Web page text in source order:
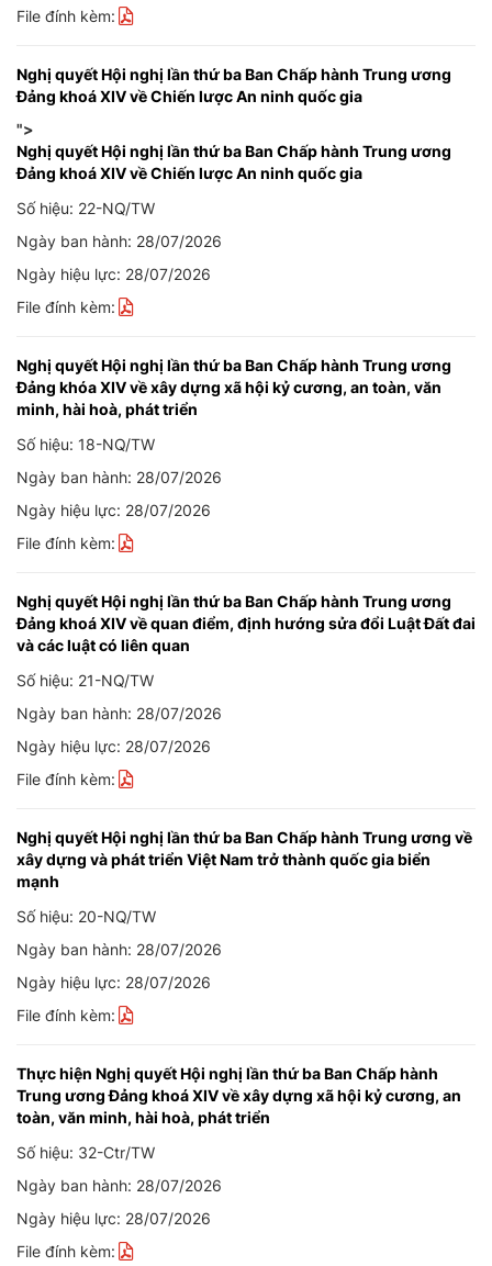
File đính kèm:
Nghị quyết Hội nghị lần thứ ba Ban Chấp hành Trung ương
Đảng khoá XIV về Chiến lược An ninh quốc gia
">
Nghị quyết Hội nghị lần thứ ba Ban Chấp hành Trung ương
Đảng khoá XIV về Chiến lược An ninh quốc gia
Số hiệu: 22-NQ/TW
Ngày ban hành: 28/07/2026
Ngày hiệu lực: 28/07/2026
File đính kèm:
Nghị quyết Hội nghị lần thứ ba Ban Chấp hành Trung ương
Đảng khóa XIV về xây dựng xã hội kỷ cương, an toàn, văn
minh, hài hoà, phát triển
Số hiệu: 18-NQ/TW
Ngày ban hành: 28/07/2026
Ngày hiệu lực: 28/07/2026
File đính kèm:
Nghị quyết Hội nghị lần thứ ba Ban Chấp hành Trung ương
Đảng khoá XIV về quan điểm, định hướng sửa đổi Luật Đất đai
và các luật có liên quan
Số hiệu: 21-NQ/TW
Ngày ban hành: 28/07/2026
Ngày hiệu lực: 28/07/2026
File đính kèm:
Nghị quyết Hội nghị lần thứ ba Ban Chấp hành Trung ương về
xây dựng và phát triển Việt Nam trở thành quốc gia biển
mạnh
Số hiệu: 20-NQ/TW
Ngày ban hành: 28/07/2026
Ngày hiệu lực: 28/07/2026
File đính kèm:
Thực hiện Nghị quyết Hội nghị lần thứ ba Ban Chấp hành
Trung ương Đảng khoá XIV về xây dựng xã hội kỷ cương, an
toàn, văn minh, hài hoà, phát triển
Số hiệu: 32-Ctr/TW
Ngày ban hành: 28/07/2026
Ngày hiệu lực: 28/07/2026
File đính kèm: